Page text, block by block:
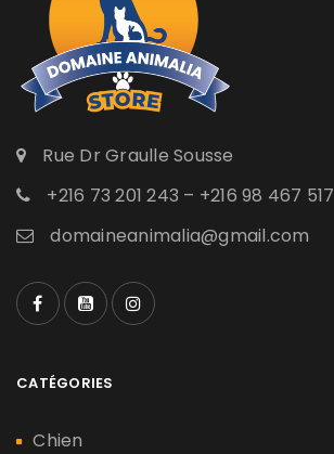
Rue Dr Graulle Sousse
+216 73 201 243 – +216 98 467 517
domaineanimalia@gmail.com
CATÉGORIES
Chien